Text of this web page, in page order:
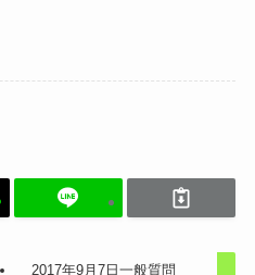
2017年9月7日一般質問